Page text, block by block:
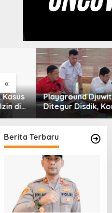
«
Playground Djuwita Batam
Ditegur Disdik, Komisi IV
DPRD Jadwalkan Sidak
Berita Terbaru